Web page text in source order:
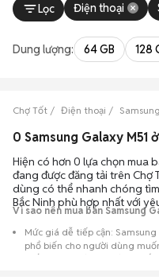
Lọc Điện thoại
Dung lượng: 64 GB 128
Chợ Tốt Điện thoại Samsung
Hiện có hơn 0 lựa chọn mua
đang được đăng tải trên Chợ
dùng có thể nhanh chóng
Bắc Ninh phù hợp nhất với
Vì sao nên mua bán Samsung
Mức giá dễ tiếp cận:
phổ biến cho người dùng
thấp hơn so với khi mới ra mắt.